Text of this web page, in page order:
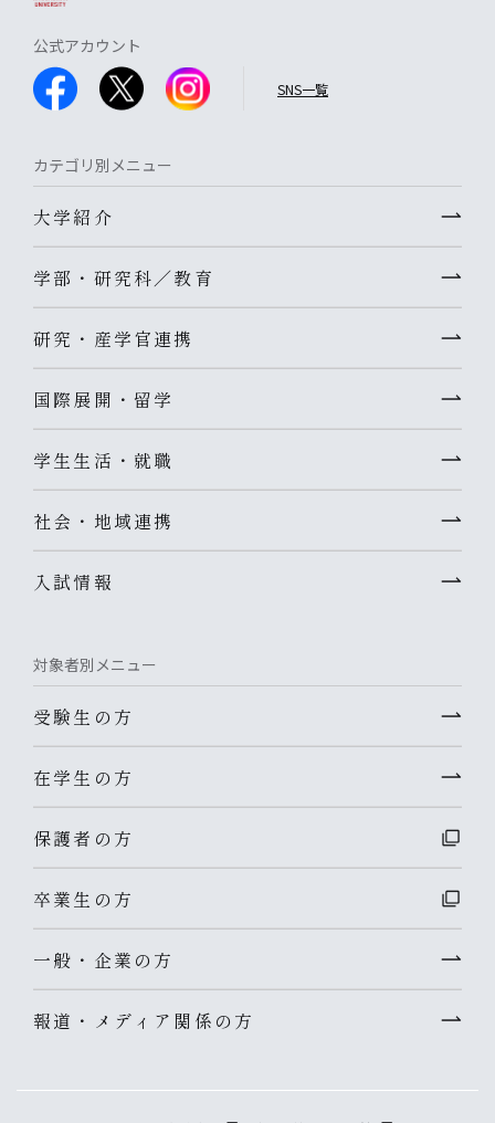
公式アカウント
SNS一覧
カテゴリ別メニュー
大学紹介
学部・研究科／教育
研究・産学官連携
国際展開・留学
学生生活・就職
社会・地域連携
入試情報
対象者別メニュー
受験生の方
在学生の方
保護者の方
卒業生の方
一般・企業の方
報道・メディア関係の方